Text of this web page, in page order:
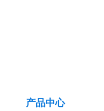
产品中心